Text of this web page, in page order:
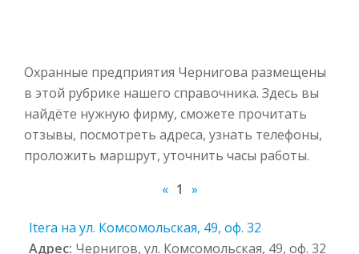
Охранные предприятия Чернигова размещены
в этой рубрике нашего справочника. Здесь вы
найдёте нужную фирму, сможете прочитать
отзывы, посмотреть адреса, узнать телефоны,
проложить маршрут, уточнить часы работы.
« 1 »
Itera на ул. Комсомольская, 49, оф. 32
Адрес: Чернигов, ул. Комсомольская, 49, оф. 32